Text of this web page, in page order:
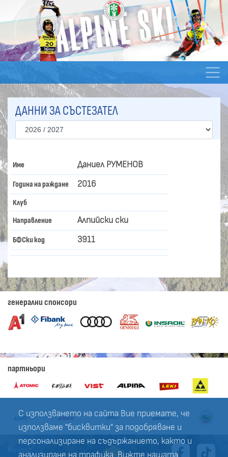
С използването на сайта Вие приемате, че
използваме "бисквитки" за подобряване и
персонализиране на съдържанието, както и
анализиране на трафика. Вижте нашата
ДАННИ ЗА СЪСТЕЗАТЕЛ
Име Даниел РУМЕНОВ
Година на раждане 2016
Клуб
Направление Алпийски ски
БФСки код 3911
генерални спонсори
партньори